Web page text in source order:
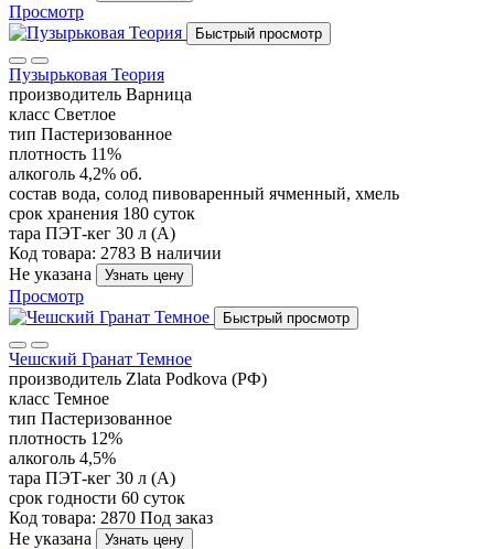
Просмотр
Быстрый просмотр
Пузырьковая Теория
производитель Варница
класс Светлое
тип Пастеризованное
плотность 11%
алкоголь 4,2% об.
состав вода, солод пивоваренный ячменный, хмель
срок хранения 180 суток
тара ПЭТ-кег 30 л (А)
Код товара: 2783 В наличии
Не указана
Узнать цену
Просмотр
Быстрый просмотр
Чешский Гранат Темное
производитель Zlata Podkova (РФ)
класс Темное
тип Пастеризованное
плотность 12%
алкоголь 4,5%
тара ПЭТ-кег 30 л (А)
срок годности 60 суток
Код товара: 2870 Под заказ
Не указана
Узнать цену